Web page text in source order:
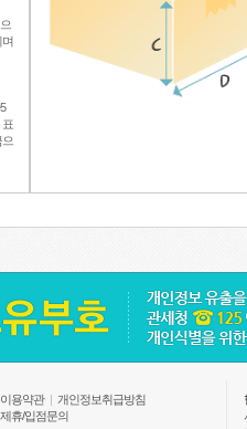
며
표
이용약관 | 개인정보취급방침
제휴/입점문의